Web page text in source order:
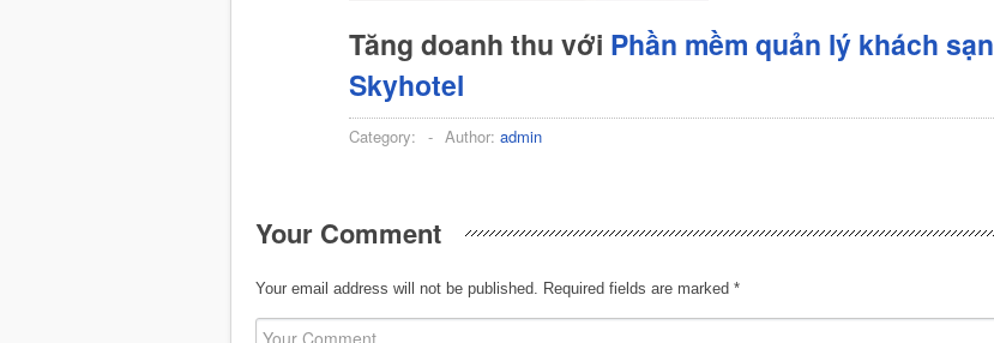
Tăng doanh thu với Phần mềm quản lý khách sạn
Skyhotel
Category: - Author: admin
Your Comment
Your email address will not be published. Required fields are marked *